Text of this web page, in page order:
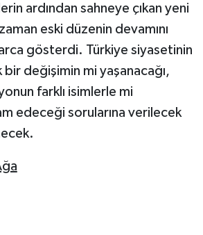
ardından sahneye çıkan yeni
eski düzenin devamını
gösterdi. Türkiye siyasetinin
değişimin mi yaşanacağı,
farklı isimlerle mi
edeceği sorularına verilecek